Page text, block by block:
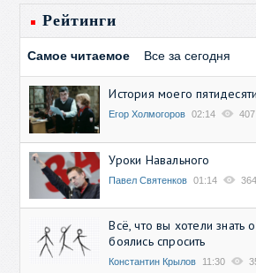
Рейтинги
Самое читаемое Все за сегодня
История моего
Егор Холмогоров 02:14 407
Уроки Навального
Павел Святенков 01:14
Всё, что вы хотели знать
боялись спросить
Константин Крылов 11:30